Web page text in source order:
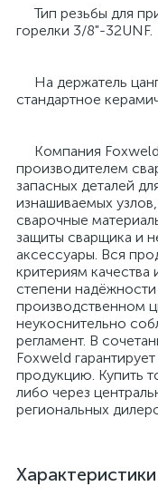
Тип резьбы для
горелки 3/8"-32UNF.
На держатель
стандартное
Компания Foxweld
производителем
запасных деталей
изнашиваемых
сварочные
защиты сварщика и
аксессуары. Вся
критериям
степени
производственном
неукоснительно
регламент. В
Foxweld
продукцию. Купить
либо через
региональных
Характеристики